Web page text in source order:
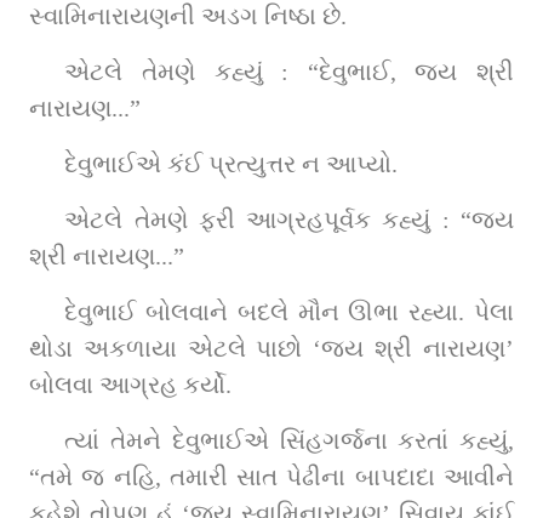
સ્વામિનારાયણની અડગ નિષ્ઠા છે.
એટલે તેમણે કહ્યું : “દેવુભાઈ, જય શ્રી
નારાયણ...”
દેવુભાઈએ કંઈ પ્રત્યુત્તર ન આપ્યો.
એટલે તેમણે ફરી આગ્રહપૂર્વક કહ્યું : “જય
શ્રી નારાયણ...”
દેવુભાઈ બોલવાને બદલે મૌન ઊભા રહ્યા. પેલા
થોડા અકળાયા એટલે પાછો ‘જય શ્રી નારાયણ’
બોલવા આગ્રહ કર્યો.
ત્યાં તેમને દેવુભાઈએ સિંહગર્જના કરતાં કહ્યું,
“તમે જ નહિ, તમારી સાત પેઢીના બાપદાદા આવીને